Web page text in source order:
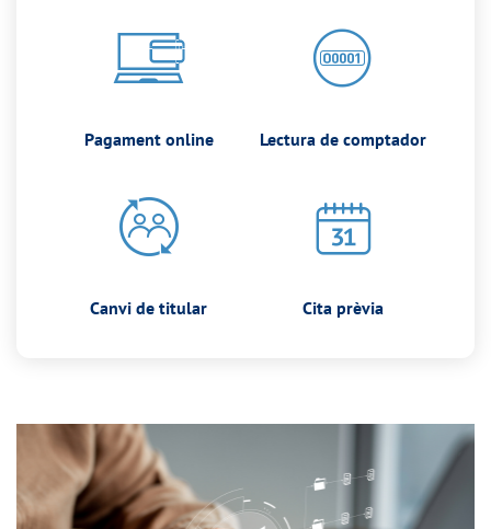
Pagament online Lectura de comptador
Canvi de titular Cita prèvia